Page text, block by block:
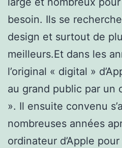
besoin. Ils se
design et surtout de
meilleurs.Et dans les
l’original « digital »
au grand public par un
». Il ensuite convenu
nombreuses années
ordinateur d’Apple